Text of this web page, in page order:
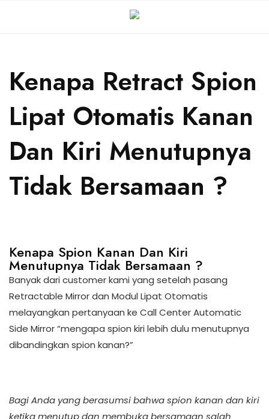
Kenapa Retract Spion
Lipat Otomatis Kanan
Dan Kiri Menutupnya
Tidak Bersamaan ?
Kenapa Spion Kanan Dan Kiri
Menutupnya Tidak Bersamaan ?
Banyak dari customer kami yang setelah pasang
Retractable Mirror dan Modul Lipat Otomatis
melayangkan pertanyaan ke Call Center Automatic
Side Mirror “mengapa spion kiri lebih dulu menutupnya
dibandingkan spion kanan?”
Bagi Anda yang berasumsi bahwa spion kanan dan kiri
ketika menutup dan membuka bersamaan salah